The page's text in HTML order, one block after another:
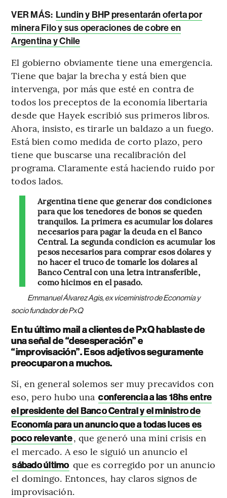
VER MÁS: Lundin y BHP presentarán oferta por
minera Filo y sus operaciones de cobre en
Argentina y Chile
El gobierno obviamente tiene una emergencia.
Tiene que bajar la brecha y está bien que
intervenga, por más que esté en contra de
todos los preceptos de la economía libertaria
desde que Hayek escribió sus primeros libros.
Ahora, insisto, es tirarle un baldazo a un fuego.
Está bien como medida de corto plazo, pero
tiene que buscarse una recalibración del
programa. Claramente está haciendo ruido por
todos lados.
Argentina tiene que generar dos condiciones
para que los tenedores de bonos se queden
tranquilos. La primera es acumular los dólares
necesarios para pagar la deuda en el Banco
Central. La segunda condición es acumular los
pesos necesarios para comprar esos dólares y
no hacer el truco de tomarle los dólares al
Banco Central con una letra intransferible,
como hicimos en el pasado.
Emmanuel Álvarez Agis, ex viceministro de Economía y
socio fundador de PxQ
En tu último mail a clientes de PxQ hablaste de
una señal de “desesperación” e
“improvisación”. Esos adjetivos seguramente
preocuparon a muchos.
Sí, en general solemos ser muy precavidos con
eso, pero hubo una conferencia a las 18hs entre
el presidente del Banco Central y el ministro de
Economía para un anuncio que a todas luces es
poco relevante, que generó una mini crisis en
el mercado. A eso le siguió un anuncio el
sábado último que es corregido por un anuncio
el domingo. Entonces, hay claros signos de
improvisación.